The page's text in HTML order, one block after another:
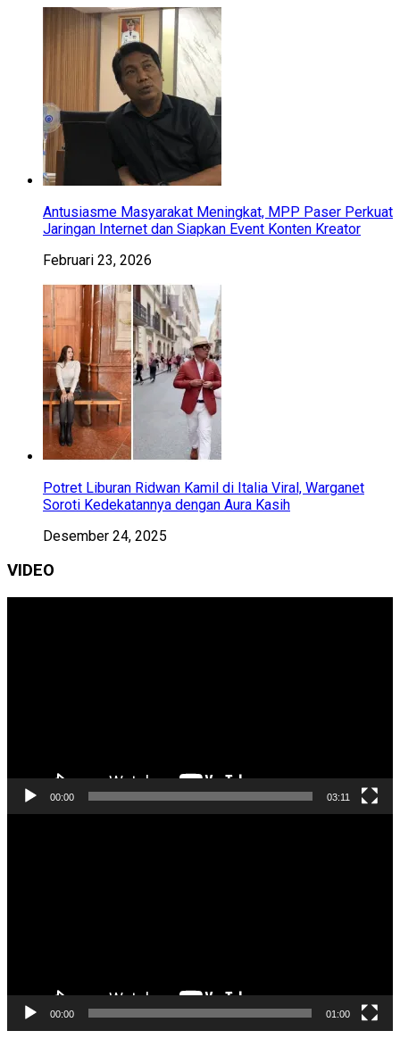
Antusiasme Masyarakat Meningkat, MPP Paser Perkuat
Jaringan Internet dan Siapkan Event Konten Kreator
Februari 23, 2026
Potret Liburan Ridwan Kamil di Italia Viral, Warganet
Soroti Kedekatannya dengan Aura Kasih
Desember 24, 2025
VIDEO
00:00 03:11
00:00 01:00